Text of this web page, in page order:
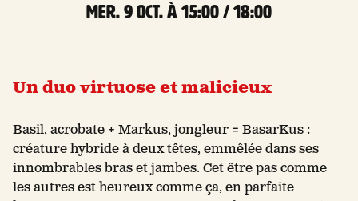
mer. 9 Oct. à 15:00 / 18:00
Un duo virtuose et malicieux
Basil, acrobate + Markus, jongleur = BasarKus :
créature hybride à deux têtes, emmêlée dans ses
innombrables bras et jambes. Cet être pas comme
les autres est heureux comme ça, en parfaite